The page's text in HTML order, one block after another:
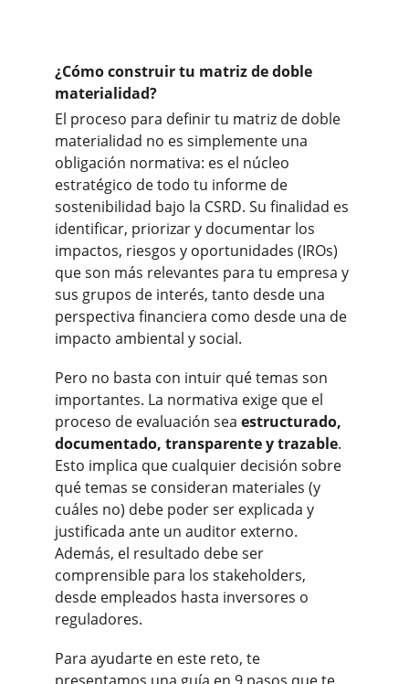
¿Cómo construir tu matriz de doble
materialidad?
El proceso para definir tu matriz de doble
materialidad no es simplemente una
obligación normativa: es el núcleo
estratégico de todo tu informe de
sostenibilidad bajo la CSRD. Su finalidad es
identificar, priorizar y documentar los
impactos, riesgos y oportunidades (IROs)
que son más relevantes para tu empresa y
sus grupos de interés, tanto desde una
perspectiva financiera como desde una de
impacto ambiental y social.
Pero no basta con intuir qué temas son
importantes. La normativa exige que el
proceso de evaluación sea estructurado,
documentado, transparente y trazable.
Esto implica que cualquier decisión sobre
qué temas se consideran materiales (y
cuáles no) debe poder ser explicada y
justificada ante un auditor externo.
Además, el resultado debe ser
comprensible para los stakeholders,
desde empleados hasta inversores o
reguladores.
Para ayudarte en este reto, te